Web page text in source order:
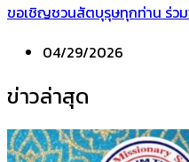
ขอเชิญชวนสัตบุรุษทุกท่าน ร่ว
04/29/2026
ข่าวล่าสุด